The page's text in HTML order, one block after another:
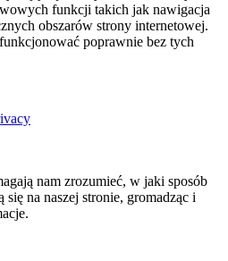
funkcji takich jak nawigacja
obszarów strony internetowej.
poprawnie bez tych
nam zrozumieć, w jaki sposób
na naszej stronie, gromadząc i